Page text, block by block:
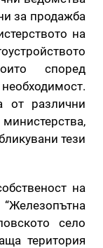
за продажба
на
според
от различни
тези
на
село
територия